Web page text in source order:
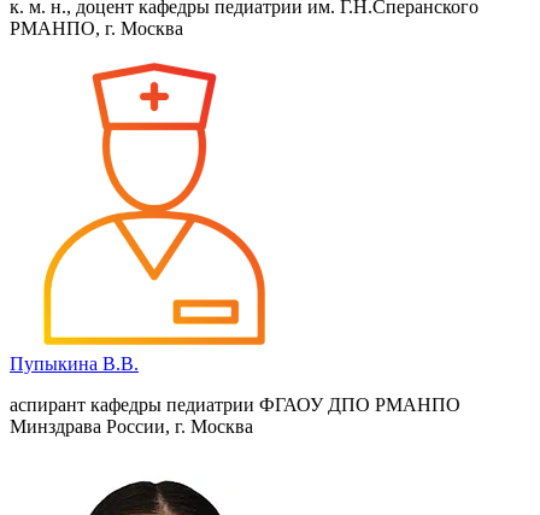
к. м. н., доцент кафедры педиатрии им. Г.Н.Сперанского
РМАНПО, г. Москва
Пупыкина В.В.
аспирант кафедры педиатрии ФГАОУ ДПО РМАНПО
Минздрава России, г. Москва